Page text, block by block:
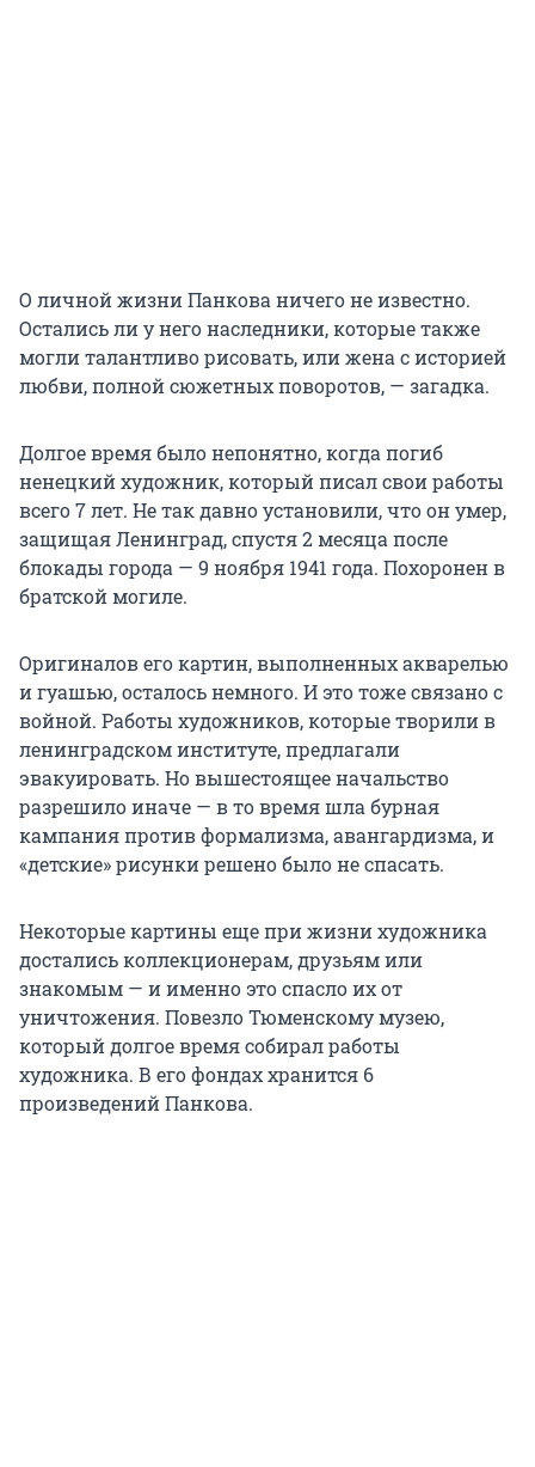
О личной жизни Панкова ничего не известно.
Остались ли у него наследники, которые также
могли талантливо рисовать, или жена с историей
любви, полной сюжетных поворотов, — загадка.
Долгое время было непонятно, когда погиб
ненецкий художник, который писал свои работы
всего 7 лет. Не так давно установили, что он умер,
защищая Ленинград, спустя 2 месяца после
блокады города — 9 ноября 1941 года. Похоронен в
братской могиле.
Оригиналов его картин, выполненных акварелью
и гуашью, осталось немного. И это тоже связано с
войной. Работы художников, которые творили в
ленинградском институте, предлагали
эвакуировать. Но вышестоящее начальство
разрешило иначе — в то время шла бурная
кампания против формализма, авангардизма, и
«детские» рисунки решено было не спасать.
Некоторые картины еще при жизни художника
достались коллекционерам, друзьям или
знакомым — и именно это спасло их от
уничтожения. Повезло Тюменскому музею,
который долгое время собирал работы
художника. В его фондах хранится 6
произведений Панкова.